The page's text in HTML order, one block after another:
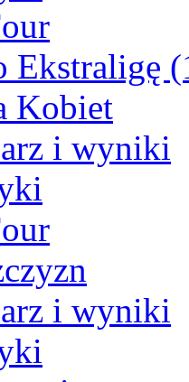
Ekstraligę
Kobiet
i wyniki
i wyniki